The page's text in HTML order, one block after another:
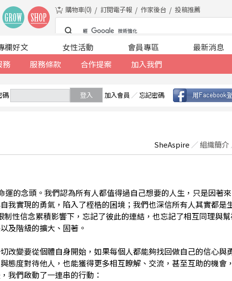
購物車(0) 訂閱電子報 作家後台 投稿推薦
務 服務條款 合作提案 加入我們
欄好文 女性活動 會員專區 最新消息
碼 登入 加入會員 ／ 忘記密碼
SheAspire ／組織簡介
運的念頭。我們認為所有人都值得過自己想要的人生，只是因著
我實現的勇氣，陷入了桎梏的困境；我們也深信所有人其實都是
性信念累積影響下，忘記了彼此的連結，也忘記了相互同理與
及階級的擴大、固著。
改變要從個體自身開始，如果每個人都能夠找回做自己的信心與
態度對待他人，也能獲得更多相互瞭解、交流，甚至互助的機會
我們啟動了一連串的行動：